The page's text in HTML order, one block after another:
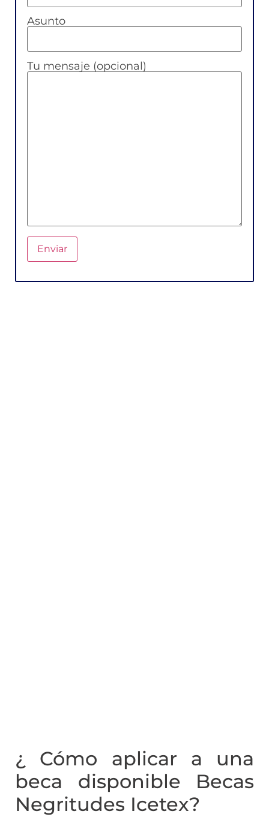
Asunto
Tu mensaje (opcional)
¿ Cómo aplicar a una
beca disponible Becas
Negritudes Icetex?